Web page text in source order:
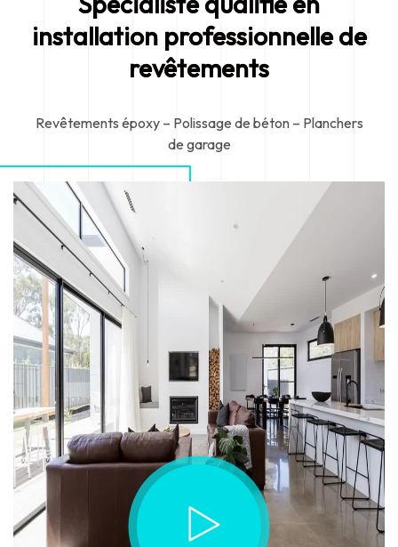
installation professionnelle de
revêtements
Revêtements époxy – Polissage de béton – Planchers
de garage